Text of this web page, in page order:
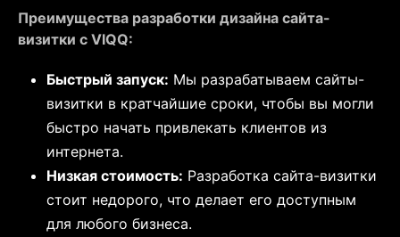
Преимущества разработки дизайна сайта-
визитки с VIQQ:
Быстрый запуск: Мы разрабатываем сайты-
визитки в кратчайшие сроки, чтобы вы могли
быстро начать привлекать клиентов из
интернета.
Низкая стоимость: Разработка сайта-визитки
стоит недорого, что делает его доступным
для любого бизнеса.